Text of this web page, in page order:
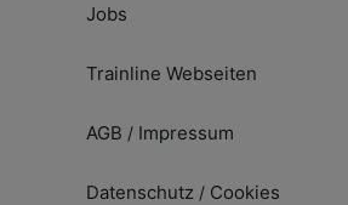
Jobs
Trainline Webseiten
AGB / Impressum
Datenschutz / Cookies